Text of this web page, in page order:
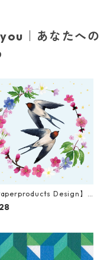
｜あなたへの
Design】
売り2枚 ランチサイズ ペ
ーナプキン Romantique